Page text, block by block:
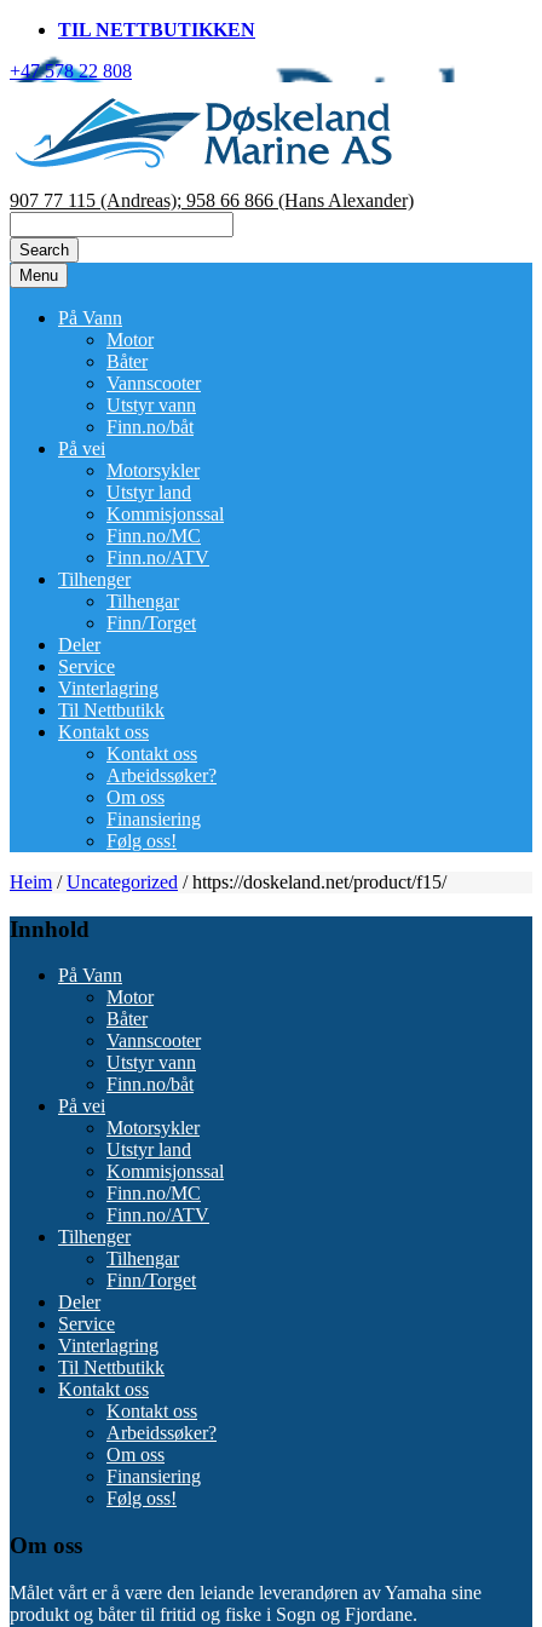
TIL NETTBUTIKKEN
+47 578 22 808
907 77 115 (Andreas); 958 66 866 (Hans Alexander)
Menu
På Vann
Motor
Båter
Vannscooter
Utstyr vann
Finn.no/båt
På vei
Motorsykler
Utstyr land
Kommisjonssal
Finn.no/MC
Finn.no/ATV
Tilhenger
Tilhengar
Finn/Torget
Deler
Service
Vinterlagring
Til Nettbutikk
Kontakt oss
Kontakt oss
Arbeidssøker?
Om oss
Finansiering
Følg oss!
Heim /Uncategorized /https://doskeland.net/product/f15/
Innhold
På Vann
Motor
Båter
Vannscooter
Utstyr vann
Finn.no/båt
På vei
Motorsykler
Utstyr land
Kommisjonssal
Finn.no/MC
Finn.no/ATV
Tilhenger
Tilhengar
Finn/Torget
Deler
Service
Vinterlagring
Til Nettbutikk
Kontakt oss
Kontakt oss
Arbeidssøker?
Om oss
Finansiering
Følg oss!
Om oss
Målet vårt er å være den leiande leverandøren av Yamaha sine
produkt og båter til fritid og fiske i Sogn og Fjordane.